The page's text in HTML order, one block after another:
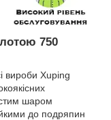
750
вироби Xuping
шаром
до подряпин